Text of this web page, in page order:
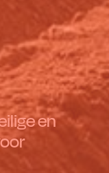
en